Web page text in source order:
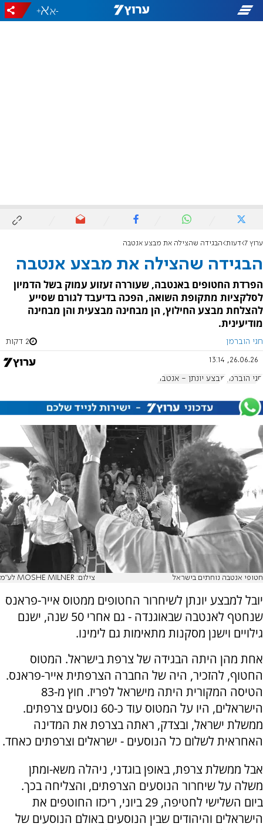
-
+
ערוץ 7 דעות הבגידה שהצילה את מבצע אנטבה
הבגידה שהצילה את מבצע אנטבה
הפרדת החטופים באנטבה, שעוררה זעזוע עמוק בשל הדמיון
לסלקציות מתקופת השואה, הפכה בדיעבד לגורם שסייע
להצלחת מבצע החילוץ, הן מבחינה מבצעית והן מבחינה
מודיעינית.
חגי הוברמן 2 דקות
26.06.26, 13:14
חגי הוברמן מבצע יונתן - אנטבה
חטופי אנטבה נוחתים בישראל צילום: MOSHE MILNER לע"מ
יובל למבצע יונתן לשיחרור החטופים ממטוס אייר-פראנס
שנחטף לאנטבה שבאוגנדה - גם אחרי 50 שנה, ישנם
גילויים וישנן מסקנות מתאימות גם לימינו.
אחת מהן היתה הבגידה של צרפת בישראל. המטוס
החטוף, להזכיר, היה של החברה הצרפתית אייר-פראנס.
הטיסה המקורית היתה מישראל לפריז. חוץ מ-83
הישראלים, היו על המטוס עוד כ-60 נוסעים צרפתים.
ממשלת ישראל, ובצדק, ראתה בצרפת את המדינה
האחראית לשלום כל הנוסעים - ישראלים וצרפתים כאחד.
אבל ממשלת צרפת, באופן בוגדני, ניהלה משא-ומתן
משלה על שיחרור הנוסעים הצרפתים, והצליחה בכך.
ביום השלישי לחטיפה, 29 ביוני, ריכזו החוטפים את
הישראלים והיהודים שבין הנוסעים באולם הנוסעים של